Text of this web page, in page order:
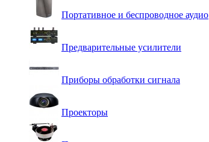
Портативное и беспроводное аудио
Предварительные усилители
Приборы обработки сигнала
Проекторы